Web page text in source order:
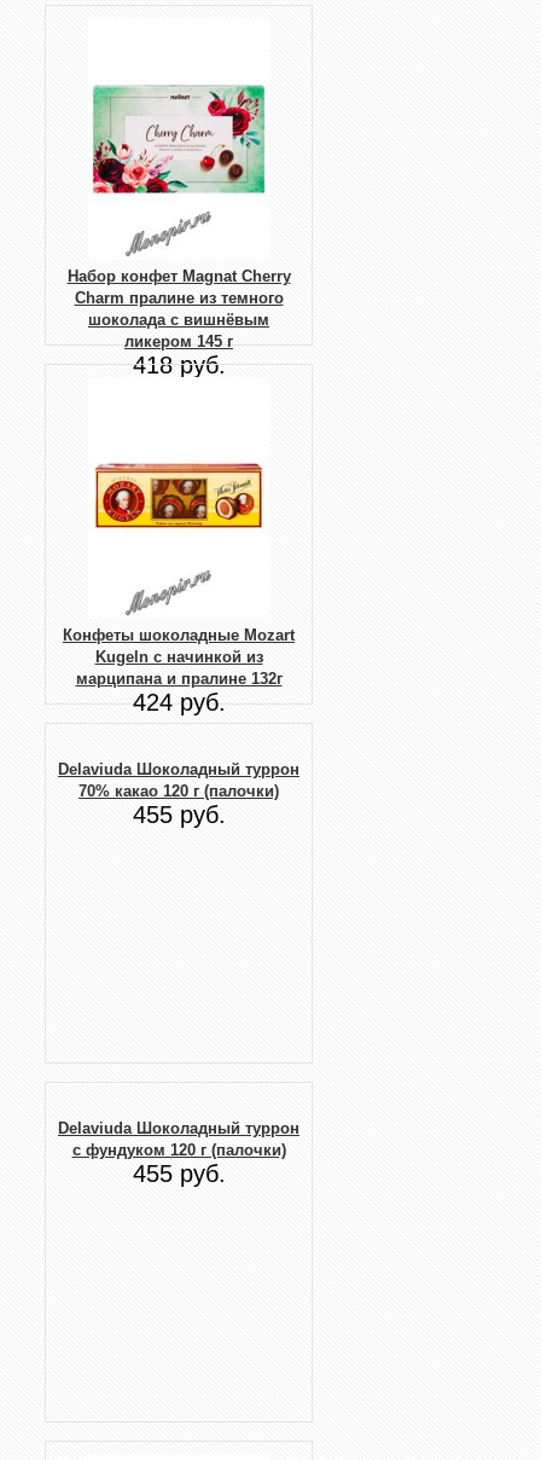
Набор конфет Magnat Cherry
Charm пралине из темного
шоколада с вишнёвым
ликером 145 г
418 руб.
Конфеты шоколадные Mozart
Kugeln с начинкой из
марципана и пралине 132г
424 руб.
Delaviuda Шоколадный туррон
70% какао 120 г (палочки)
455 руб.
Delaviuda Шоколадный туррон
с фундуком 120 г (палочки)
455 руб.